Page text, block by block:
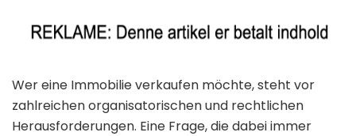
Wer eine Immobilie verkaufen möchte, steht vor
zahlreichen organisatorischen und rechtlichen
Herausforderungen. Eine Frage, die dabei immer